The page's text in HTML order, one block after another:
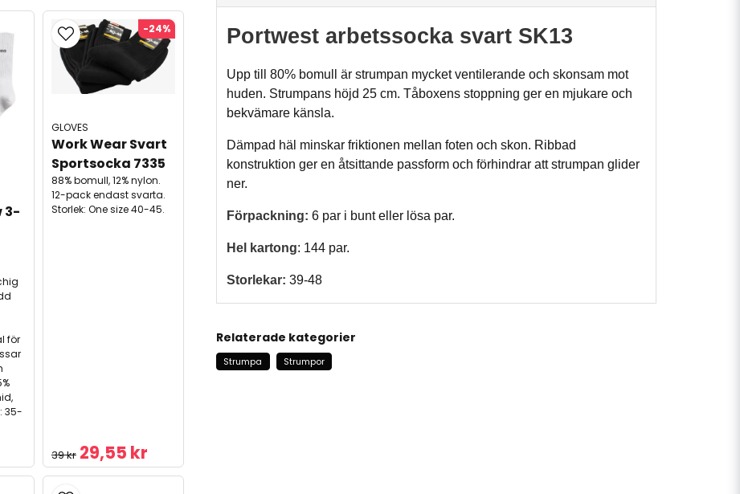
3-
för
35-
GLOVES
Work Wear Svart
Sportsocka 7335
88% bomull, 12% nylon.
12-pack endast svarta.
Storlek: One size 40-45.
39 kr 29,55 kr
-24% Portwest arbetssocka svart SK13
Upp till 80% bomull är strumpan mycket ventilerande och skonsam mot
huden. Strumpans höjd 25 cm. Tåboxens stoppning ger en mjukare och
bekvämare känsla.
Dämpad häl minskar friktionen mellan foten och skon. Ribbad
konstruktion ger en åtsittande passform och förhindrar att strumpan glider
ner.
Förpackning: 6 par i bunt eller lösa par.
Hel kartong: 144 par.
Storlekar: 39-48
Relaterade kategorier
Strumpa Strumpor